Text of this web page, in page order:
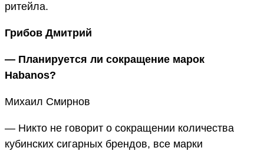
ритейла.
Грибов Дмитрий
— Планируется ли сокращение марок
Habanos?
Михаил Смирнов
— Никто не говорит о сокращении количества
кубинских сигарных брендов, все марки